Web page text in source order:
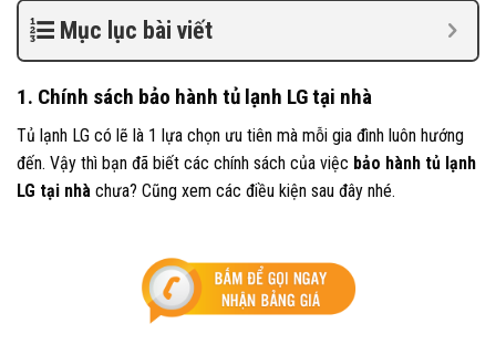
Mục lục bài viết
1. Chính sách bảo hành tủ lạnh LG tại nhà
Tủ lạnh LG có lẽ là 1 lựa chọn ưu tiên mà mỗi gia đình luôn hướng
đến. Vậy thì bạn đã biết các chính sách của việc bảo hành tủ lạnh
LG tại nhà chưa? Cũng xem các điều kiện sau đây nhé.